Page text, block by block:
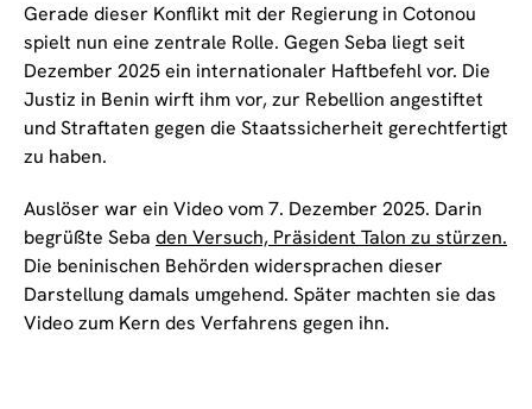
Gerade dieser Konflikt mit der Regierung in Cotonou
spielt nun eine zentrale Rolle. Gegen Seba liegt seit
Dezember 2025 ein internationaler Haftbefehl vor. Die
Justiz in Benin wirft ihm vor, zur Rebellion angestiftet
und Straftaten gegen die Staatssicherheit gerechtfertigt
zu haben.
Auslöser war ein Video vom 7. Dezember 2025. Darin
begrüßte Seba den Versuch, Präsident Talon zu stürzen.
Die beninischen Behörden widersprachen dieser
Darstellung damals umgehend. Später machten sie das
Video zum Kern des Verfahrens gegen ihn.